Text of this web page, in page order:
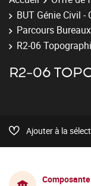
BUT Génie Civil -
Parcours
R2-06
R2-06
Ajouter à la
Composante